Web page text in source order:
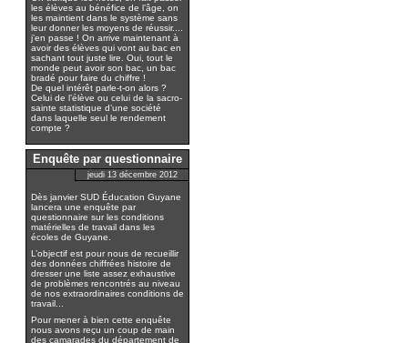
les élèves au bénéfice de l’âge, on
les maintient dans le système sans
leur donner les moyens de réussir....
j’en passe ! On arrive maintenant à
avoir des élèves qui vont au bac en
sachant tout juste lire. Oui, tout le
monde peut avoir son bac, un bac
bradé pour faire du chiffre !
De quel intérêt parle-t-on alors ?
Celui de l’élève ou celui de la sacro-
sainte statistique d’une société
dans laquelle seul le rendement
compte ?
Enquête par questionnaire
jeudi 13 décembre 2012
Dès janvier SUD Éducation Guyane
lancera une enquête par
questionnaire sur les conditions
matérielles de travail dans les
écoles de Guyane.
L’objectif est pour nous de recueillir
des données chiffrées histoire de
dresser une liste assez exhaustive
de problèmes rencontrés au niveau
de nos extraordinaires conditions de
travail...
Pour mener à bien cette enquête
nous avons reçu un coup de main
des camarades du département de